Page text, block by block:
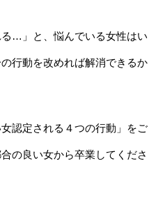
る…」と、悩んでいる女性はい
行動を改めれば解消できるか
認定される４つの行動」をご
の良い女から卒業してくださ